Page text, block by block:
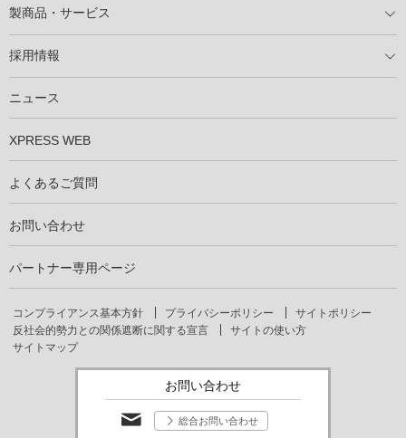
製商品・サービス
採用情報
ニュース
XPRESS WEB
よくあるご質問
お問い合わせ
パートナー専用ページ
コンプライアンス基本方針 プライバシーポリシー
サイトポリシー
反社会的勢力との関係遮断に関する宣言
サイトの使い方
サイトマップ
お問い合わせ
総合お問い合わせ